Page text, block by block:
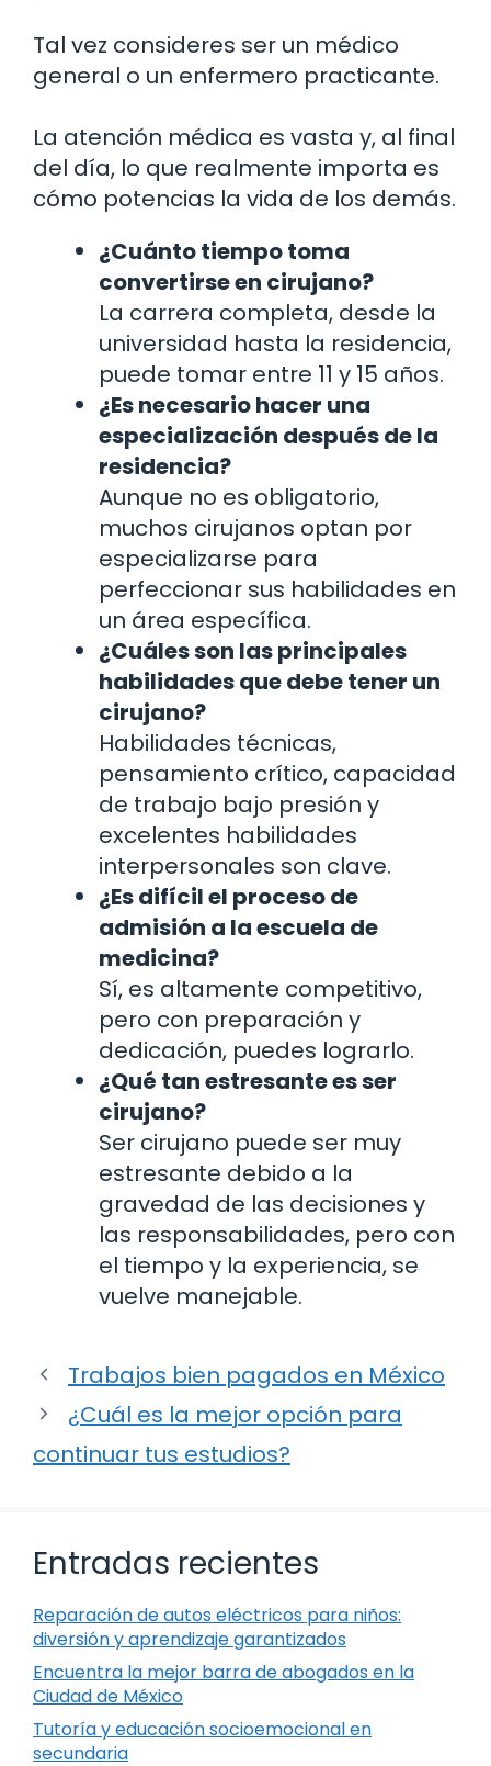
Tal vez consideres ser un médico
general o un enfermero practicante.
La atención médica es vasta y, al final
del día, lo que realmente importa es
cómo potencias la vida de los demás.
¿Cuánto tiempo toma
convertirse en cirujano?
La carrera completa, desde la
universidad hasta la residencia,
puede tomar entre 11 y 15 años.
¿Es necesario hacer una
especialización después de la
residencia?
Aunque no es obligatorio,
muchos cirujanos optan por
especializarse para
perfeccionar sus habilidades en
un área específica.
¿Cuáles son las principales
habilidades que debe tener un
cirujano?
Habilidades técnicas,
pensamiento crítico, capacidad
de trabajo bajo presión y
excelentes habilidades
interpersonales son clave.
¿Es difícil el proceso de
admisión a la escuela de
medicina?
Sí, es altamente competitivo,
pero con preparación y
dedicación, puedes lograrlo.
¿Qué tan estresante es ser
cirujano?
Ser cirujano puede ser muy
estresante debido a la
gravedad de las decisiones y
las responsabilidades, pero con
el tiempo y la experiencia, se
vuelve manejable.
Trabajos bien pagados en México
¿Cuál es la mejor opción para
continuar tus estudios?
Entradas recientes
Reparación de autos eléctricos para niños:
diversión y aprendizaje garantizados
Encuentra la mejor barra de abogados en la
Ciudad de México
Tutoría y educación socioemocional en
secundaria